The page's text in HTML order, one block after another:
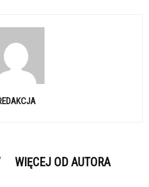
WIĘCEJ OD AUTORA